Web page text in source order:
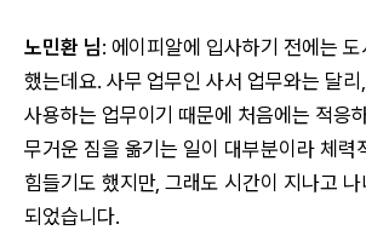
노민환 님: 에이피알에 입사하기 전에는
했는데요. 사무 업무인 사서 업무와는 달
사용하는 업무이기 때문에 처음에는 적응
무거운 짐을 옮기는 일이 대부분이라 체력
힘들기도 했지만, 그래도 시간이 지나고
되었습니다.